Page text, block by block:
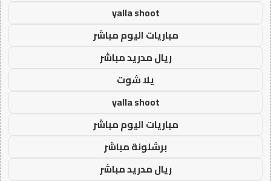
yalla shoot
مباريات اليوم مباشر
ريال مدريد مباشر
يلا شوت
yalla shoot
مباريات اليوم مباشر
برشلونة مباشر
ريال مدريد مباشر